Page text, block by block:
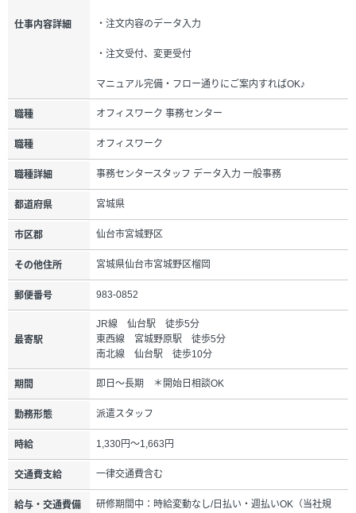
仕事内容詳細 ・注文内容のデータ入力
・注文受付、変更受付
マニュアル完備・フロー通りにご案内すればOK♪
職種 オフィスワーク 事務センター
職種 オフィスワーク
職種詳細 事務センタースタッフ データ入力 一般事務
都道府県 宮城県
市区郡 仙台市宮城野区
その他住所 宮城県仙台市宮城野区榴岡
郵便番号 983-0852
最寄駅
JR線 仙台駅 徒歩5分
東西線 宮城野原駅 徒歩5分
南北線 仙台駅 徒歩10分
期間 即日～長期 ＊開始日相談OK
勤務形態 派遣スタッフ
時給 1,330円～1,663円
交通費支給 一律交通費含む
給与・交通費備
研修期間中：時給変動なし/日払い・週払いOK（当社規